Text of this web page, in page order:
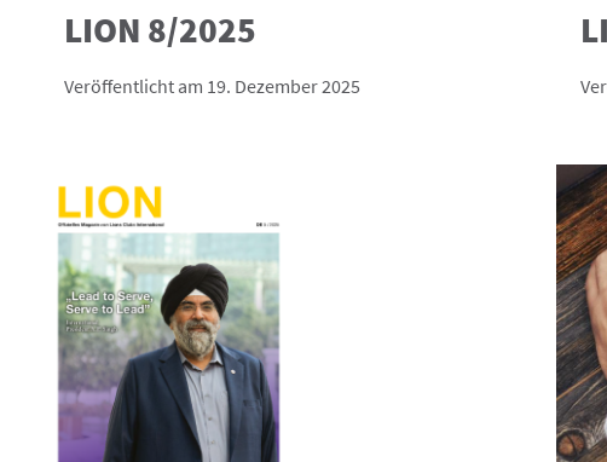
LION 8/2025
Veröffentlicht am 19. Dezember 2025